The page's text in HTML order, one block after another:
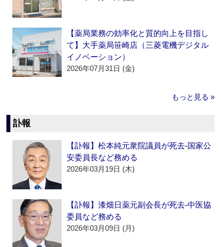
【薬局業務の効率化と質的向上を目指し
て】大手薬局笹崎店（三菱電機デジタル
イノベーション）
2026年07月31日 (金)
もっと見る »
訃報
【訃報】松本純元衆院議員が死去‐国家公
安委員長など務める
2026年03月19日 (木)
【訃報】漆畑日薬元副会長が死去‐中医協
委員など務める
2026年03月09日 (月)